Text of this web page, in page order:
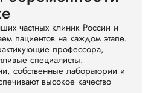
частных клиник России и
пациентов на каждом этапе.
профессора,
специалисты.
собственные лаборатории и
высокое качество